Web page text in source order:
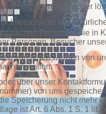
nutzen, übermitteln oder
Internetseite, die
Personen, die in
Personen, Besucher
von Ihnen werden von
wollen.
über unser
von uns
Speicherung nicht mehr
ist Art. 6 Abs. 1 S. 1 lit. b